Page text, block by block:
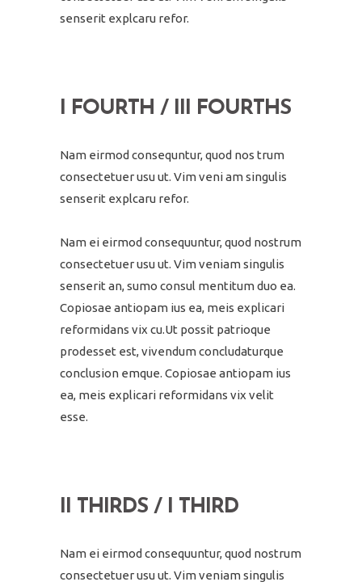
senserit explcaru refor.
I FOURTH / III FOURTHS
Nam eirmod consequntur, quod nos trum
consectetuer usu ut. Vim veni am singulis
senserit explcaru refor.
Nam ei eirmod consequuntur, quod nostrum
consectetuer usu ut. Vim veniam singulis
senserit an, sumo consul mentitum duo ea.
Copiosae antiopam ius ea, meis explicari
reformidans vix cu.Ut possit patrioque
prodesset est, vivendum concludaturque
conclusion emque. Copiosae antiopam ius
ea, meis explicari reformidans vix velit
esse.
II THIRDS / I THIRD
Nam ei eirmod consequuntur, quod nostrum
consectetuer usu ut. Vim veniam singulis